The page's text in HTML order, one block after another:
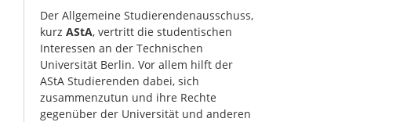
Der Allgemeine Studierendenausschuss,
kurz AStA, vertritt die studentischen
Interessen an der Technischen
Universität Berlin. Vor allem hilft der
AStA Studierenden dabei, sich
zusammenzutun und ihre Rechte
gegenüber der Universität und anderen